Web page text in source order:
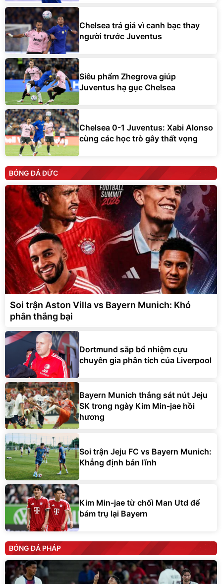
Chelsea trả giá vì canh bạc thay
người trước Juventus
Siêu phẩm Zhegrova giúp
Juventus hạ gục Chelsea
Chelsea 0-1 Juventus: Xabi Alonso
cùng các học trò gây thất vọng
BÓNG ĐÁ ĐỨC
Soi trận Aston Villa vs Bayern Munich: Khó
phân thắng bại
Dortmund sắp bổ nhiệm cựu
chuyên gia phân tích của Liverpool
Bayern Munich thắng sát nút Jeju
SK trong ngày Kim Min-jae hồi
hương
Soi trận Jeju FC vs Bayern Munich:
Khẳng định bản lĩnh
Kim Min-jae từ chối Man Utd để
bám trụ lại Bayern
BÓNG ĐÁ PHÁP